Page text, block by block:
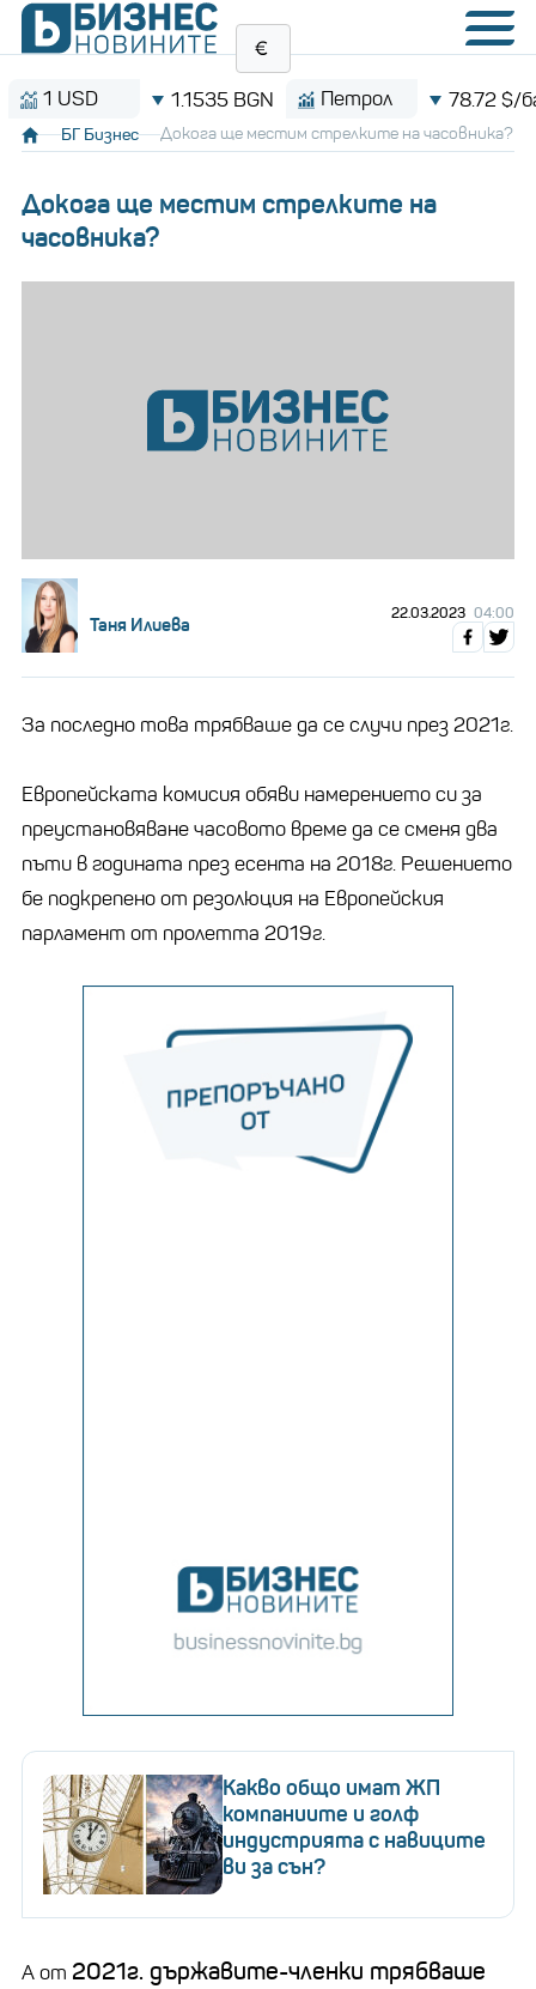
USD 1.1535 BGN Петрол 78.72 $/барел
БГ Бизнес Докога ще местим стрелките на часовника?
Докога ще местим стрелките на
часовника?
Таня Илиева 22.03.2023 04:00
За последно това трябваше да се случи през 2021г.
Европейската комисия обяви намерението си за
преустановяване часовото време да се сменя два
пъти в годината през есента на 2018г. Решението
бе подкрепено от резолюция на Европейския
парламент от пролетта 2019г.
Какво общо имат ЖП
компаниите и голф
индустрията с навиците
ви за сън?
А от 2021г. държавите-членки трябваше